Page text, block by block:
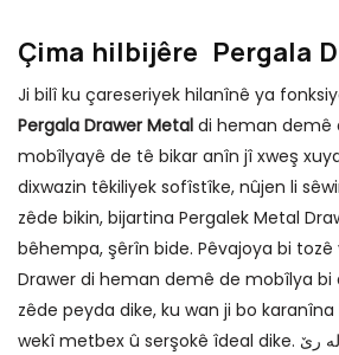
Çima hilbijêre Pergala
Ji bilî ku çareseriyek hilanînê ya
Pergala Drawer Metal di heman demê
mobîlyayê de tê bikar anîn jî xweş
dixwazin têkiliyek sofîstîke, nûjen li
zêde bikin, bijartina Pergalek Metal
bêhempa, şêrîn bide. Pêvajoya bi tozê
Drawer di heman demê de mobîlya bi
zêde peyda dike, ku wan ji bo